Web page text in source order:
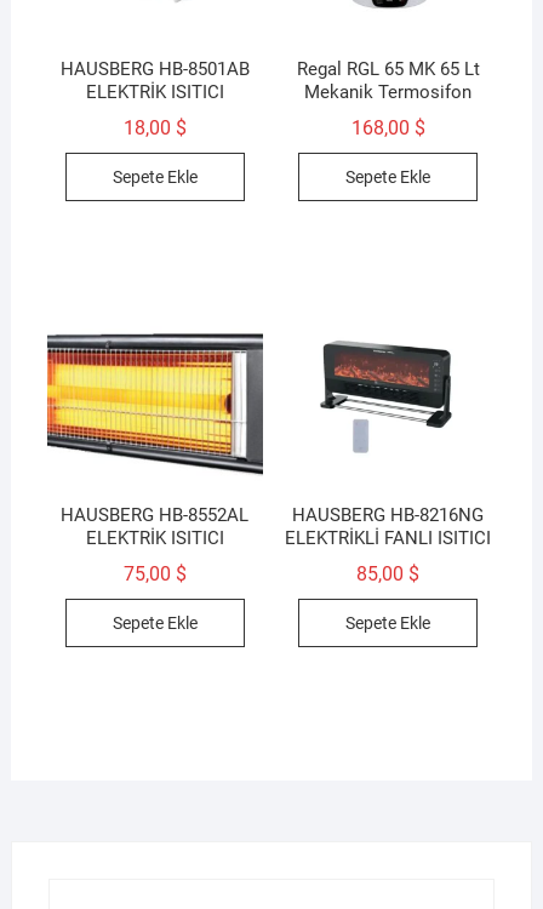
HAUSBERG HB-8501AB
ELEKTRİK ISITICI
18,00 $
Sepete Ekle
Regal RGL 65 MK 65 Lt
Mekanik Termosifon
168,00 $
Sepete Ekle
HAUSBERG HB-8552AL
ELEKTRİK ISITICI
75,00 $
Sepete Ekle
HAUSBERG HB-8216NG
ELEKTRİKLİ FANLI ISITICI
85,00 $
Sepete Ekle